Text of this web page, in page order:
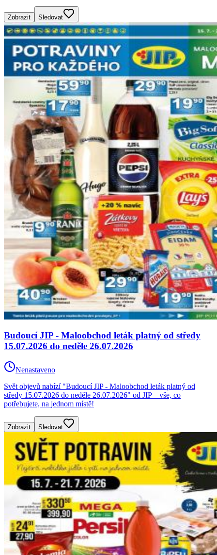
Zobrazit Sledovat
Budoucí JIP - Maloobchod leták platný od středy
15.07.2026 do neděle 26.07.2026
Nenastaveno
Svět objevů nabízí "Budoucí JIP - Maloobchod leták platný od
středy 15.07.2026 do neděle 26.07.2026" od JIP – vše, co
potřebujete, na jednom místě!
Zobrazit Sledovat